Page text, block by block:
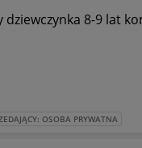
dziewczynka 8-9 lat
OSOBA PRYWATNA